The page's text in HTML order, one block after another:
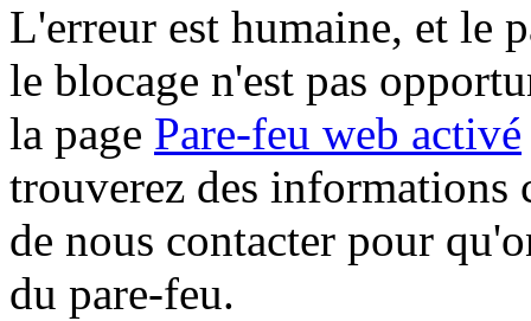
L'erreur est humaine, et le
le blocage n'est pas
la page Pare-feu web activé
trouverez des informations
de nous contacter pour
du pare-feu.